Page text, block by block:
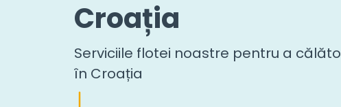
Croația
Serviciile flotei noastre pentru a
în Croația